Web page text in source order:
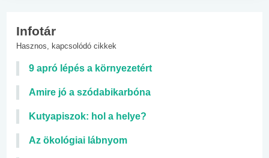
Infotár
Hasznos, kapcsolódó cikkek
9 apró lépés a környezetért
Amire jó a szódabikarbóna
Kutyapiszok: hol a helye?
Az ökológiai lábnyom